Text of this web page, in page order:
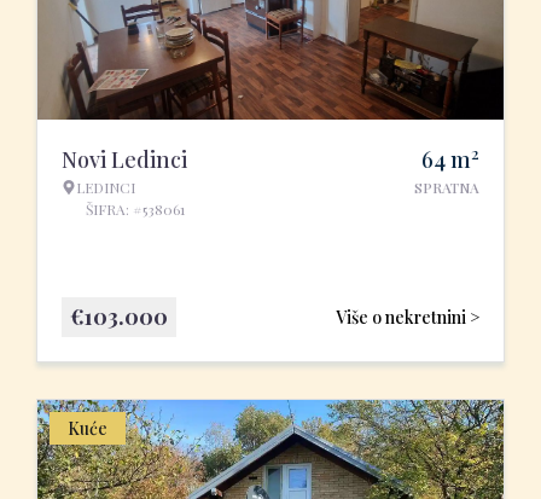
Novi Ledinci
LEDINCI
ŠIFRA: #538061
64m2
SPRATNA
Više o nekretnini >
€103.000
Kuće